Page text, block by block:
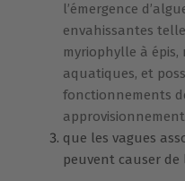
l’émergence
envahissantes
myriophylle à épis,
aquatiques, et
fonctionnements
approvisionnement
que les vagues
peuvent causer de